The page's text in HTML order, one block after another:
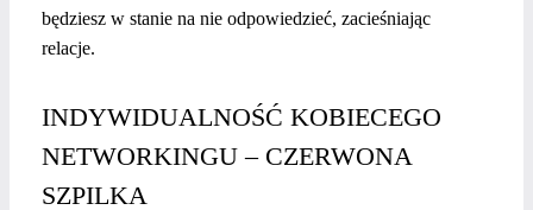
będziesz w stanie na nie odpowiedzieć, zacieśniając
relacje.
INDYWIDUALNOŚĆ KOBIECEGO
NETWORKINGU – CZERWONA
SZPILKA